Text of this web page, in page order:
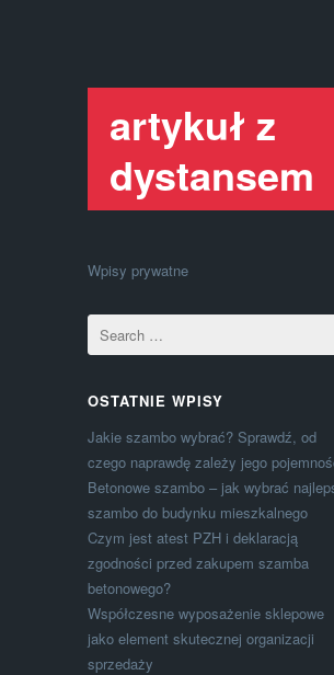
artykuł z
dystansem
Wpisy prywatne
OSTATNIE WPISY
Jakie szambo wybrać? Sprawdź, od
czego naprawdę zależy jego
Betonowe szambo – jak wybrać
szambo do budynku mieszkalnego
Czym jest atest PZH i deklaracją
zgodności przed zakupem szamba
betonowego?
Współczesne wyposażenie sklepowe
jako element skutecznej organizacji
sprzedaży